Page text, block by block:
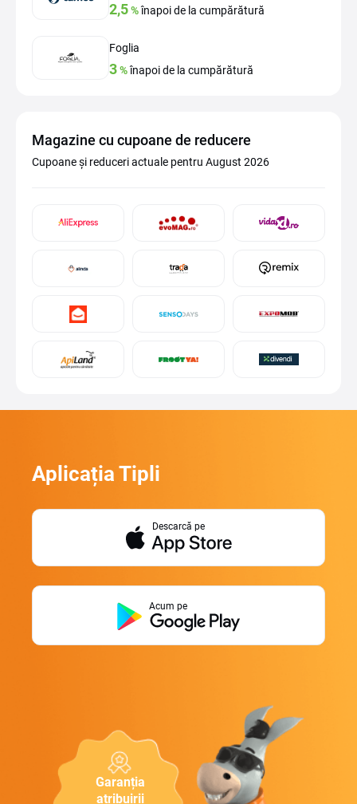
2,5%înapoi de la cumpărătură
Foglia
3%înapoi de la cumpărătură
Magazine cu cupoane de reducere
Cupoane și reduceri actuale pentru August 2026
Garanția
atribuirii
Aplicația Tipli
Descarcă pe
Acum pe